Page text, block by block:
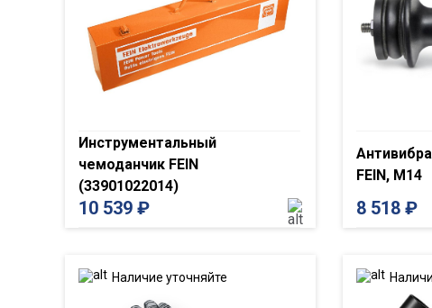
Инструментальный
чемоданчик FEIN
(33901022014)
10 539 ₽
FEIN, M14
8 518 ₽
Наличие уточняйте